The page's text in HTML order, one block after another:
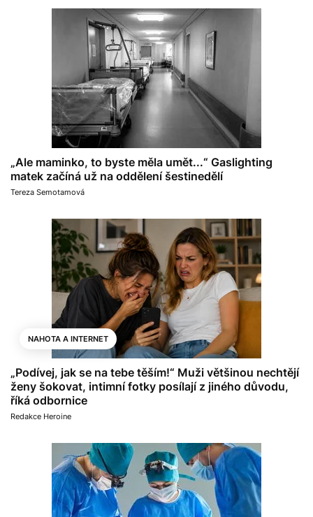
„Ale maminko, to byste měla umět...“ Gaslighting
matek začíná už na oddělení šestinedělí
Tereza Semotamová
NAHOTA A INTERNET
„Podívej, jak se na tebe těším!“ Muži většinou nechtějí
ženy šokovat, intimní fotky posílají z jiného důvodu,
říká odbornice
Redakce Heroine